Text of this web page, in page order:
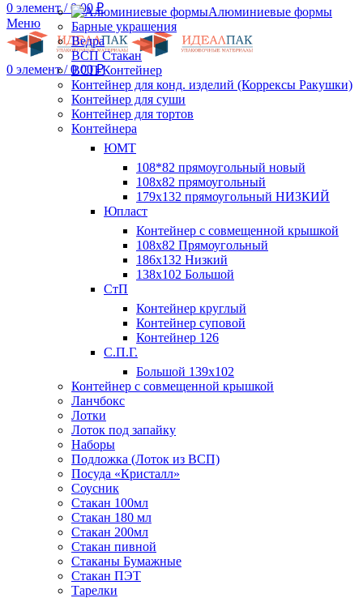
0 элемент / 0.00₽
Меню
0 элемент / 0.00₽
Алюминиевые формы
Барные украшения
Ведра
ВСП Стакан
ВСП Контейнер
Контейнер для конд. изделий (Коррексы Ракушки)
Контейнер для суши
Контейнер для тортов
Контейнера
ЮМТ
108*82 прямоугольный новый
108х82 прямоугольный
179х132 прямоугольный НИЗКИЙ
Юпласт
Контейнер с совмещенной крышкой
108х82 Прямоугольный
186х132 Низкий
138х102 Большой
СтП
Контейнер круглый
Контейнер суповой
Контейнер 126
С.П.Г.
Большой 139х102
Контейнер с совмещенной крышкой
Ланчбокс
Лотки
Лоток под запайку
Наборы
Подложка (Лоток из ВСП)
Посуда «Кристалл»
Соусник
Стакан 100мл
Стакан 180 мл
Стакан 200мл
Стакан пивной
Стаканы Бумажные
Стакан ПЭТ
Тарелки